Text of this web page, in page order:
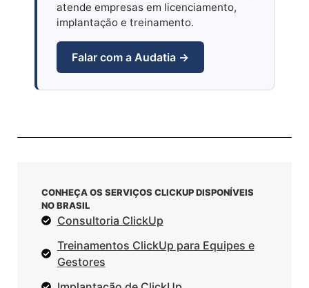
atende empresas em licenciamento,
implantação e treinamento.
Falar com a Audatia →
CONHEÇA OS SERVIÇOS CLICKUP DISPONÍVEIS
NO BRASIL
Consultoria ClickUp
Treinamentos ClickUp para Equipes e
Gestores